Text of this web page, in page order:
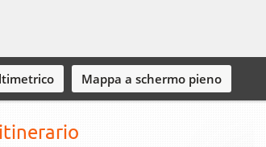
Mappa a schermo pieno